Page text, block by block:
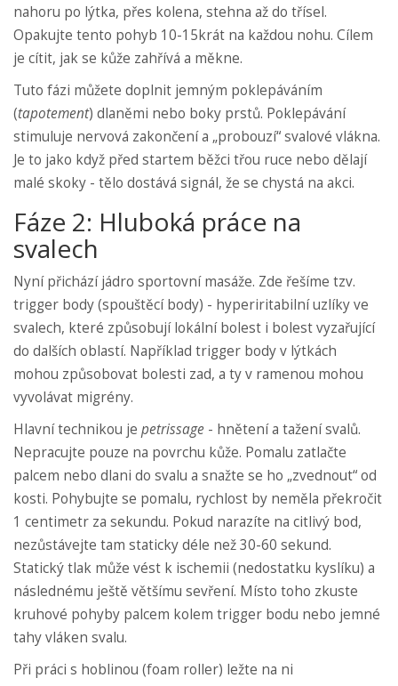
nahoru po lýtka, přes kolena, stehna až do třísel.
Opakujte tento pohyb 10-15krát na každou nohu. Cílem
je cítit, jak se kůže zahřívá a měkne.
Tuto fázi můžete doplnit jemným poklepáváním
(tapotement) dlaněmi nebo boky prstů. Poklepávání
stimuluje nervová zakončení a „probouzí“ svalové vlákna.
Je to jako když před startem běžci třou ruce nebo dělají
malé skoky - tělo dostává signál, že se chystá na akci.
Fáze 2: Hluboká práce na
svalech
Nyní přichází jádro sportovní masáže. Zde řešíme tzv.
trigger body (spouštěcí body) - hyperiritabilní uzlíky ve
svalech, které způsobují lokální bolest i bolest vyzařující
do dalších oblastí. Například trigger body v lýtkách
mohou způsobovat bolesti zad, a ty v ramenou mohou
vyvolávat migrény.
Hlavní technikou je petrissage - hnětení a tažení svalů.
Nepracujte pouze na povrchu kůže. Pomalu zatlačte
palcem nebo dlani do svalu a snažte se ho „zvednout“ od
kosti. Pohybujte se pomalu, rychlost by neměla překročit
1 centimetr za sekundu. Pokud narazíte na citlivý bod,
nezůstávejte tam staticky déle než 30-60 sekund.
Statický tlak může vést k ischemii (nedostatku kyslíku) a
následnému ještě většímu sevření. Místo toho zkuste
kruhové pohyby palcem kolem trigger bodu nebo jemné
tahy vláken svalu.
Při práci s hoblinou (foam roller) ležte na ni